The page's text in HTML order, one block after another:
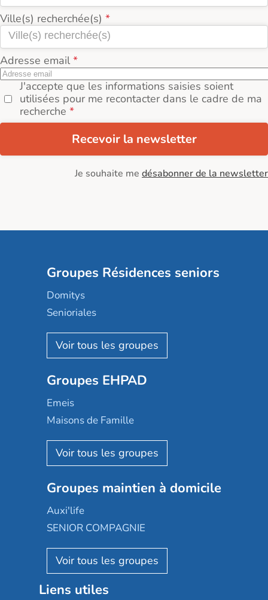
Ville(s) recherchée(s)
Adresse email
J'accepte que les informations saisies soient
utilisées pour me recontacter dans le cadre de ma
recherche
Recevoir la newsletter
Je souhaite me désabonner de la newsletter
Groupes Résidences seniors
Domitys
Senioriales
Nohée
Les Résidentiels
Mobicap
Domusvi
Happy Senior
Aquarelia
Nexity edenea
Les jardins d'Arcadie
Occitalia
Appartseniors
Reseda
Stella management
Les villages d'or
Groupes EHPAD
Emeis
Maisons de Famille
Korian
Emera
Groupe SOS
Le Noble Âge
Almage
Résidalya
Groupe aplus
Groupes maintien à domicile
Auxi'life
SENIOR COMPAGNIE
AGE D'OR Services
Liens utiles